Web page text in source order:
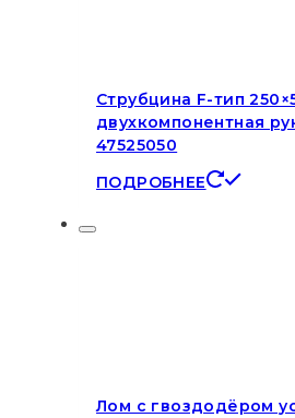
Струбцина F-тип
двухкомпонентная
47525050
ПОДРОБНЕЕ
Лом с гвоздодёром